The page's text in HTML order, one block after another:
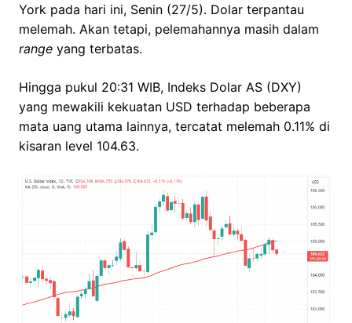
York pada hari ini, Senin (27/5). Dolar terpantau
melemah. Akan tetapi, pelemahannya masih dalam
range yang terbatas.
Hingga pukul 20:31 WIB, Indeks Dolar AS (DXY)
yang mewakili kekuatan USD terhadap beberapa
mata uang utama lainnya, tercatat melemah 0.11% di
kisaran level 104.63.